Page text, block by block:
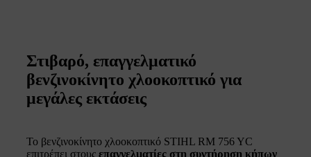
Στιβαρό, επαγγελματικό
βενζινοκίνητο χλοοκοπτικό για
μεγάλες εκτάσεις
Το βενζινοκίνητο χλοοκοπτικό STIHL RM 756 YC
επιτρέπει στους επαγγελματίες στη συντήρηση κήπων